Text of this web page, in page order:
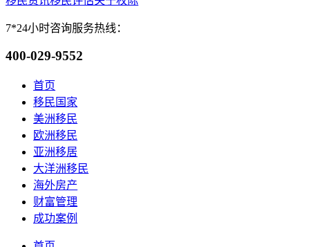
7*24小时咨询服务热线：
400-029-9552
首页
移民国家
美洲移民
欧洲移民
亚洲移居
大洋洲移民
海外房产
财富管理
成功案例